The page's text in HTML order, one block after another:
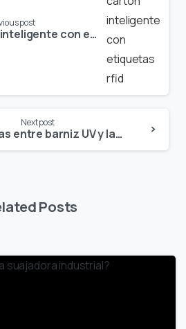
post
Uso de cartón inteligente con etiquetas RFID para el seguimiento de productos
Next post
Diferencias entre barniz UV y laminado en cajas de cartón
Posts